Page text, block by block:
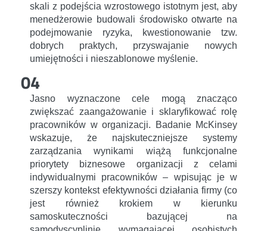
skali z podejścia wzrostowego istotnym jest, aby
menedżerowie budowali środowisko otwarte na
podejmowanie ryzyka, kwestionowanie tzw.
dobrych praktych, przyswajanie nowych
umiejętności i nieszablonowe myślenie.
04
Jasno wyznaczone cele mogą znacząco
zwiększać zaangażowanie i sklaryfikować rolę
pracowników w organizacji. Badanie McKinsey
wskazuje, że najskuteczniejsze systemy
zarządzania wynikami wiążą funkcjonalne
priorytety biznesowe organizacji z celami
indywidualnymi pracowników – wpisując je w
szerszy kontekst efektywności działania firmy (co
jest również krokiem w kierunku
samoskuteczności bazującej na